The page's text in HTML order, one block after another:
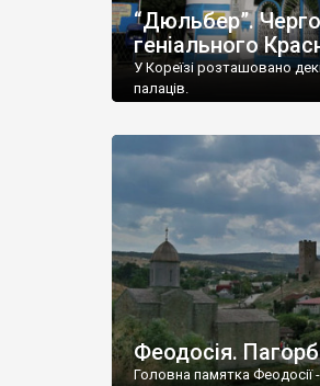
“Дюльбер”.
геніального
У Кореїзі розташовано
палаців.
Феодосія.
Головна памятка Феодосії